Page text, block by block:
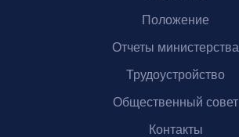
Положение
Отчеты министерства
Трудоустройство
Общественный совет
Контакты